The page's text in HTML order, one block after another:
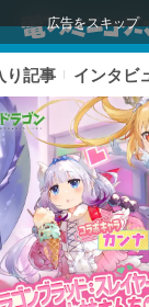
広告をスキップ
り記事 インタビ